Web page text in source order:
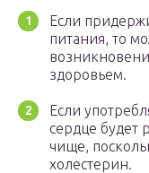
Если
питания, то
здоровьем.
Если
сердце будет
чище,
холестерин.